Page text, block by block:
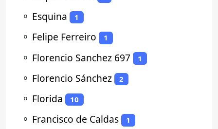
⚬ Esquina 1
⚬ Felipe Ferreiro 1
⚬ Florencio Sanchez 697 1
⚬ Florencio Sánchez 2
⚬ Florida 10
⚬ Francisco de Caldas 1